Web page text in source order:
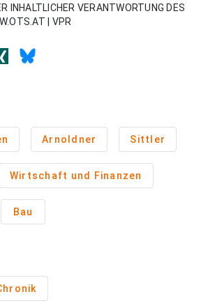
INHALTLICHER VERANTWORTUNG DES
| VPR
Arnoldner Sittler
Wirtschaft und Finanzen
Bau